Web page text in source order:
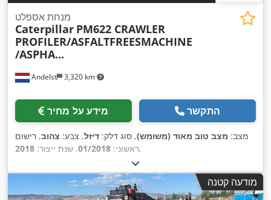
Andelst 3,320 km
מנחת אספלט
Caterpillar PM622 CRAWLER
PROFILER/ASFALTFREESMACHINE
/ASPHA...
מידע על מחיר התקשר
מצב: מצב טוב מאוד (משומש), סוג דלק: דיזל, צבע: צהוב, רישום
ראשוני: 01/2018, שנת ייצור: 2018 ,
מודעה קטנה